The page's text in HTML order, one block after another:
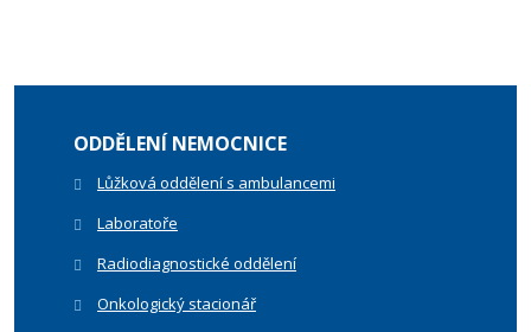
ODDĚLENÍ NEMOCNICE
Lůžková oddělení s ambulancemi
Laboratoře
Radiodiagnostické oddělení
Onkologický stacionář